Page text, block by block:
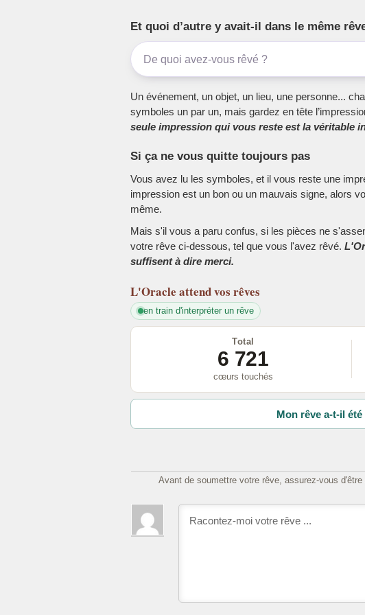
Et quoi d’autre y avait-il dans le même
Un événement, un objet, un lieu, une personne...
symboles un par un, mais gardez en tête
seule impression qui vous reste est la véritable
Si ça ne vous quitte toujours pas
Vous avez lu les symboles, et il vous reste une
impression est un bon ou un mauvais signe, alors
même.
Mais s'il vous a paru confus, si les pièces ne
votre rêve ci-dessous, tel que vous l'avez rêvé.
suffisent à dire merci.
L'Oracle attend vos rêves
en train d'interpréter un rêve
Total
6 721
cœurs touchés
Mon rêve a-t-il
Avant de soumettre votre rêve, assurez-vous